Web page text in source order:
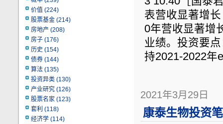
价值 (224)
股票基金 (214)
房地产 (208)
房子 (176)
历史 (154)
债券 (144)
算法 (135)
投资异类 (130)
产业研究 (126)
股票名家 (123)
套利 (118)
经济学 (114)
表营收显著增
0年营收显著增
业绩。投资要
持2021-2022年
2021年3月29日
康泰生物投资